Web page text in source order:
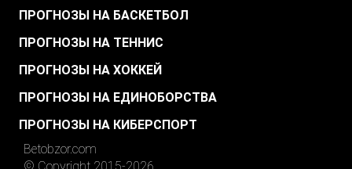
ПРОГНОЗЫ НА БАСКЕТБОЛ
ПРОГНОЗЫ НА ТЕННИС
ПРОГНОЗЫ НА ХОККЕЙ
ПРОГНОЗЫ НА ЕДИНОБОРСТВА
ПРОГНОЗЫ НА КИБЕРСПОРТ
Betobzor.com